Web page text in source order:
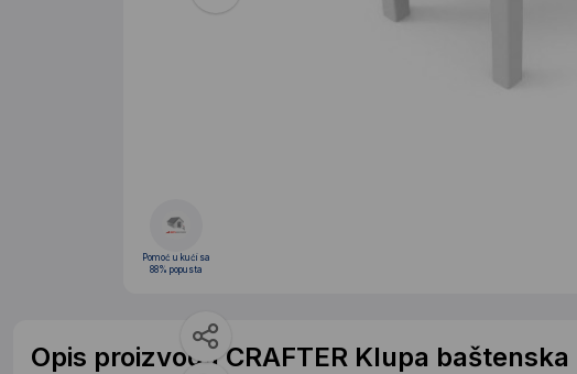
Pomoć u kući sa
88% popusta
Opis proizvoda CRAFTER Klupa